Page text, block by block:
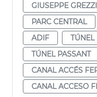
GIUSEPPE GREZZI
PARC CENTRAL
ADIF
TÚNEL
TÚNEL PASSANT
CANAL ACCÉS
CANAL ACCESO